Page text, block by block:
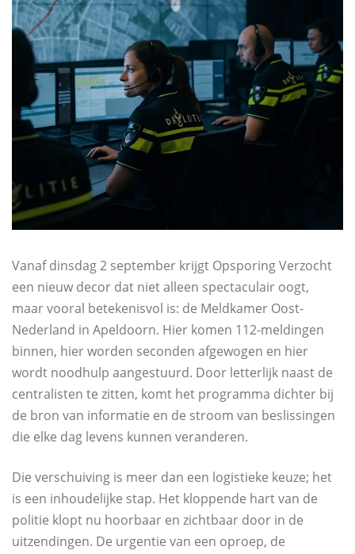
Vanaf dinsdag 2 september krijgt Opsporing Verzocht
een nieuw decor dat niet alleen spectaculair oogt,
maar vooral betekenisvol is: de Meldkamer Oost-
Nederland in Apeldoorn. Hier komen 112-meldingen
binnen, hier worden seconden afgewogen en hier
wordt noodhulp aangestuurd. Door letterlijk naast de
centralisten te zitten, komt het programma dichter bij
de bron van informatie en de stroom van beslissingen
die elke dag levens kunnen veranderen.
Die verschuiving is meer dan een logistieke keuze; het
is een inhoudelijke stap. Het kloppende hart van de
politie klopt nu hoorbaar en zichtbaar door in de
uitzendingen. De urgentie van een oproep, de